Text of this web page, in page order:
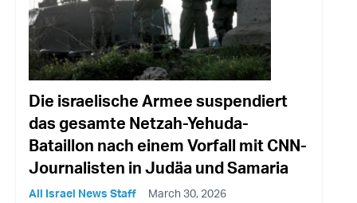
Die israelische Armee suspendiert
das gesamte Netzah-Yehuda-
Bataillon nach einem Vorfall mit CNN-
Journalisten in Judäa und Samaria
All Israel News Staff March 30, 2026